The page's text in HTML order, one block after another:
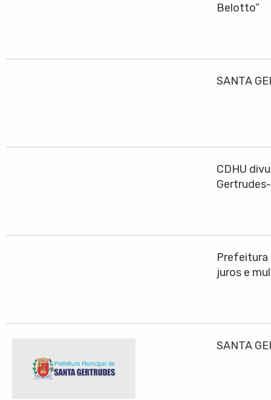
Belotto”
SANTA
CDHU
Prefeitura
juros e
SANTA